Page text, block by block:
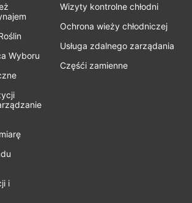
Wyboru
i
Wizyty kontrolne chłodni
Ochrona wieży chłodniczej
Usługa zdalnego zarządania
Częśći zamienne